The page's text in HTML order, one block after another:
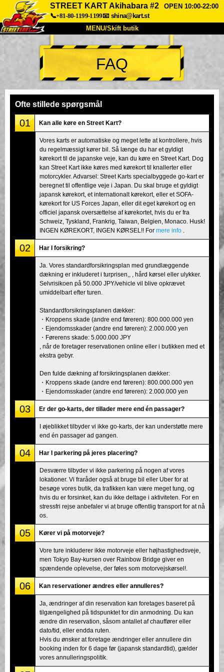
STREET KART Akihabara #2
OPEN 10:00-22:00
📞+81-80-1199-1199📧 shina@kart.st
MENU/Skift butik
TOP
Om Specifikationer Pris
Stemme
Virksomhed
Tokyo Shinagawa Tokyo Akihabara#1
Tokyo Akihabara#2 Tokyo Shibuya
Tokyo Shibuya Annex Tokyo Bay
Tokyo Asakusa Osaka
Okinawa
FAQ
Ofte stillede spørgsmål
01 Kan alle køre en Street Kart?
Vores karts er automatiske og meget lette at kontrollere, hvis
du regelmæssigt kører bil. Så længe du har et gyldigt
kørekort til de japanske veje, kan du køre en Street Kart. Dog
kan Street Kart ikke køres med kørekort til knallerter eller
motorcykler. Advarsel: Street Karts specialbyggede go-kart er
beregnet til offentlige veje i Japan. Du skal bruge et gyldigt
japansk kørekort, et internationalt kørekort, eller et SOFA-
kørekort for US Forces Japan, eller dit eget kørekort og en
officiel japansk oversættelse af kørekortet, hvis du er fra
Schweiz, Tyskland, Frankrig, Taiwan, Belgien, Monaco. Husk!
INGEN KØREKORT, INGEN KØRSEL!! For mere info
02 Har I forsikring?
Ja. Vores standardforsikringsplan med grundlæggende
dækning er inkluderet i turprisen,, , hård kørsel eller ulykker.
Selvrisikoen på 50.000 JPY/vehicle vil blive opkrævet
umiddelbart efter turen.
Standardforsikringsplanen dækker:
・Kroppens skade (andre end føreren): 800.000.000 yen
・Ejendomsskader (andre end føreren): 2.000.000 yen
・Førerens skade: 5.000.000 JPY
, når de foretager reservationen online eller i butikken med et
ekstra gebyr.
Den fulde dækning af forsikringsplanen dækker:
・Kroppens skade (andre end føreren): 800.000.000 yen
・Ejendomsskader (andre end føreren): 2.000.000 yen
03 Er der go-karts, der tillader mere end én passager?
I øjeblikket tilbyder vi ikke go-karts, der kan understøtte mere
end én passager ad gangen.
04 Har I parkering på jeres placering?
Desværre tilbyder vi ikke parkering på nogen af vores
lokationer. Vi fraråder også at bruge bil eller Uber for at
besøge vores butik, da trafikken kan være meget tung, og
hvis du er forsinket, kan du ikke deltage i aktiviteten. For en
stressfri rejse anbefaler vi at bruge offentlig transport for at nå
os.
05 Kører vi på motorveje?
Vore ture inkluderer ikke motorveje eller højhastighedsveje,
men Tokyo Bay-kursen over Rainbow Bridge giver en
spændende oplevelse, der føles som motorvejskørsel!.
06 Kan reservationer ændres eller annulleres?
Ja, ændringer af din reservation kan foretages baseret på
tilgængelighed på tidspunktet for din anmodning. Du kan
ændre din reservation, såsom antallet af chauffører eller
dato/tid, eller endda ruten.
Hvis du ønsker at foretage ændringer eller annullere din
booking inden for 6 dage før (japansk standardtid), gælder
vores annulleringspolitik.